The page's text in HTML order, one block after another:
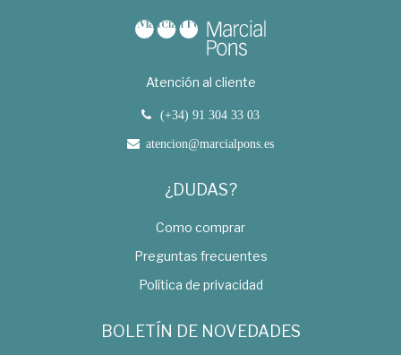
Atención al cliente
(+34) 91 304 33 03
atencion@marcialpons.es
¿DUDAS?
Como comprar
Preguntas frecuentes
Política de privacidad
BOLETÍN DE NOVEDADES